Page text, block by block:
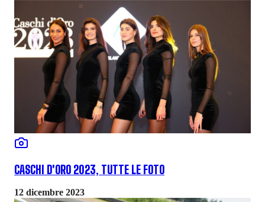
CASCHI D'ORO 2023, TUTTE LE FOTO
12 dicembre 2023